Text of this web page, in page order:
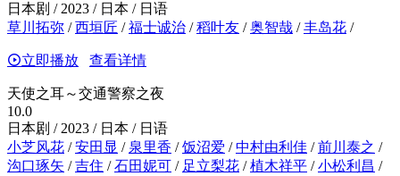
日本剧 / 2023 / 日本 / 日语
草川拓弥 /西垣匠 /福士诚治 /稻叶友 /奥智哉 /丰岛花 /
立即播放 查看详情
天使之耳～交通警察之夜
10.0
日本剧 / 2023 / 日本 / 日语
小芝风花 /安田显 / 泉里香 /饭沼爱 /中村由利佳 /前川泰之 /
沟口琢矢 /吉住 /石田妮可 / 足立梨花 /植木祥平 /小松利昌 /